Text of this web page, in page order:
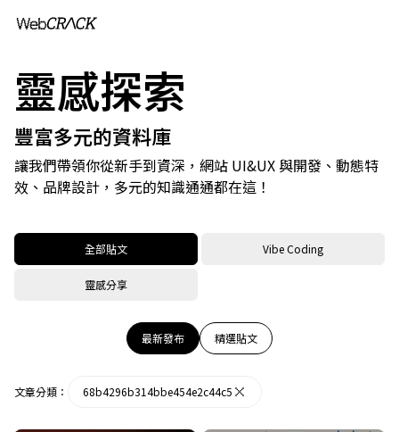
靈感探索
豐富多元的資料庫
讓我們帶領你從新手到資深，網站 UI&UX 與開發、動態特
效、品牌設計，多元的知識通通都在這！
全部貼文 Vibe Coding
靈感分享
最新發布 精選貼文
文章分類： 68b4296b314bbe454e2c44c5